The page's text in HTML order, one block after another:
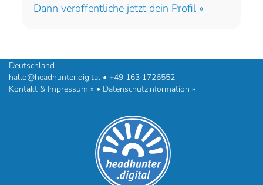
Dann veröffentliche jetzt dein Profil »
Deutschland
hallo@headhunter.digital • +49 163 1726552
Kontakt & Impressum » • Datenschutzinformation »